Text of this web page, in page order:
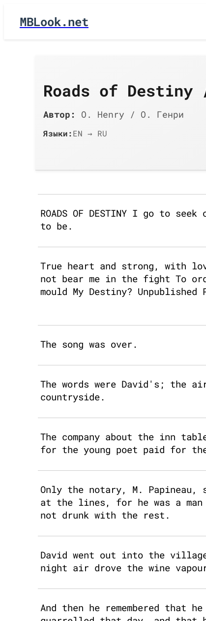
MBLook.net
Roads of Destiny
Автор: O. Henry / О. Генри
Языки:EN → RU
ROADS OF DESTINY I go to
to be.
True heart and strong, with
not bear me in the fight To
mould My Destiny? Unpublished
The song was over.
The words were David's; the
countryside.
The company about the inn
for the young poet paid for
Only the notary, M.
at the lines, for he was a man
not drunk with the rest.
David went out into the
night air drove the wine
And then he remembered that he